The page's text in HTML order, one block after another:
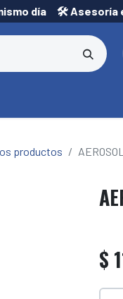
día 🛠️ Asesoría
productos
$